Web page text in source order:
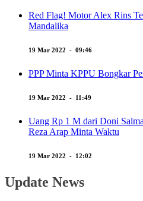
Red Flag! Motor Alex Rins
Mandalika
19 Mar 2022 - 09:46
PPP Minta KPPU Bongkar
19 Mar 2022 - 11:49
Uang Rp 1 M dari Doni
Reza Arap Minta Waktu
19 Mar 2022 - 12:02
Update News